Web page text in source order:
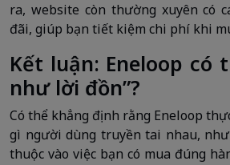
ra, website còn thường xuyên có
đãi, giúp bạn tiết kiệm chi phí khi
Kết luận: Eneloop có
như lời đồn”?
Có thể khẳng định rằng Eneloop
gì người dùng truyền tai nhau,
thuộc vào việc bạn có mua đúng